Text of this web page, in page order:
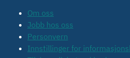
Om oss
Jobb hos oss
Personvern
Innstillinger for